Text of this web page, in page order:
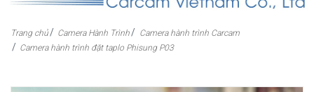
Trang chủ Camera Hành Trình
Camera hành trình Carcam
Camera hành trình đặt taplo Phisung P03